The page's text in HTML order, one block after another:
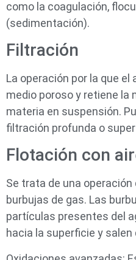
como la coagulación,
(sedimentación).
Filtración
La operación por la que el
medio poroso y retiene la
materia en suspensión.
filtración profunda o
Flotación con
Se trata de una
burbujas de gas. Las
partículas presentes del
hacia la superficie y salen